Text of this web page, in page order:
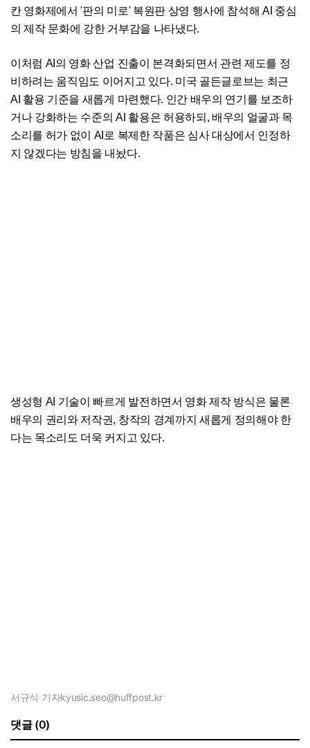
칸 영화제에서 '판의 미로' 복원판 상영 행사에 참석해 AI 중심
의 제작 문화에 강한 거부감을 나타냈다.
이처럼 AI의 영화 산업 진출이 본격화되면서 관련 제도를 정
비하려는 움직임도 이어지고 있다. 미국 골든글로브는 최근
AI 활용 기준을 새롭게 마련했다. 인간 배우의 연기를 보조하
거나 강화하는 수준의 AI 활용은 허용하되, 배우의 얼굴과 목
소리를 허가 없이 AI로 복제한 작품은 심사 대상에서 인정하
지 않겠다는 방침을 내놨다.
생성형 AI 기술이 빠르게 발전하면서 영화 제작 방식은 물론
배우의 권리와 저작권, 창작의 경계까지 새롭게 정의해야 한
다는 목소리도 더욱 커지고 있다.
서규식 기자kyusic.seo@huffpost.kr
댓글 (0)